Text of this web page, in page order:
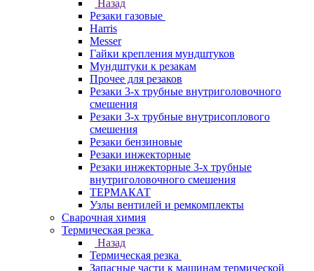
Назад
Резаки газовые
Harris
Messer
Гайки крепления мундштуков
Мундштуки к резакам
Прочее для резаков
Резаки 3-х трубные внутриголовочного
смешения
Резаки 3-х трубные внутрисоплового
смешения
Резаки бензиновые
Резаки инжекторные
Резаки инжекторные 3-х трубные
внутриголовочного смешения
ТЕРМАКАТ
Узлы вентилей и ремкомплекты
Сварочная химия
Термическая резка
Назад
Термическая резка
Запасные части к машинам термической